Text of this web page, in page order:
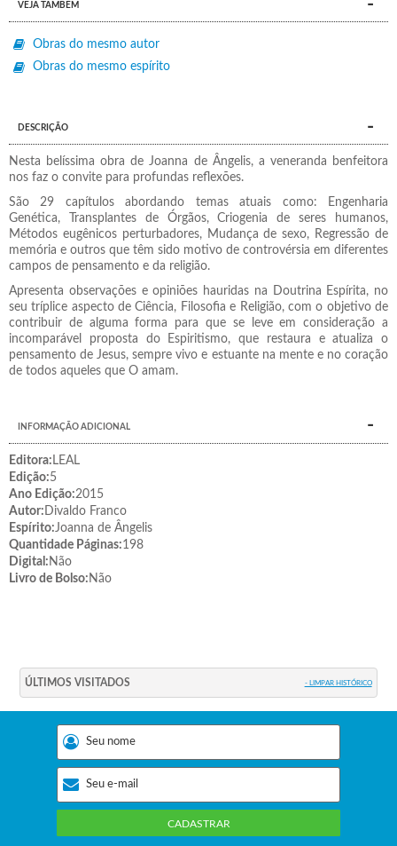
VEJA TAMBÉM
Obras do mesmo autor
Obras do mesmo espírito
DESCRIÇÃO
Nesta belíssima obra de Joanna de Ângelis, a veneranda benfeitora
nos faz o convite para profundas reflexões.
São 29 capítulos abordando temas atuais como: Engenharia
Genética, Transplantes de Órgãos, Criogenia de seres humanos,
Métodos eugênicos perturbadores, Mudança de sexo, Regressão de
memória e outros que têm sido motivo de controvérsia em diferentes
campos de pensamento e da religião.
Apresenta observações e opiniões hauridas na Doutrina Espírita, no
seu tríplice aspecto de Ciência, Filosofia e Religião, com o objetivo de
contribuir de alguma forma para que se leve em consideração a
incomparável proposta do Espiritismo, que restaura e atualiza o
pensamento de Jesus, sempre vivo e estuante na mente e no coração
de todos aqueles que O amam.
INFORMAÇÃO ADICIONAL
Editora: LEAL
Edição:5
Ano Edição:2015
Autor: Divaldo Franco
Espírito:Joanna de Ângelis
Quantidade Páginas:198
Digital: Não
Livro de Bolso: Não
ÚLTIMOS VISITADOS - LIMPAR HISTÓRICO
CADASTRAR